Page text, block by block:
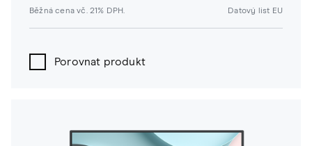
Běžná cena vč. 21% DPH. Datový list EU
Porovnat produkt